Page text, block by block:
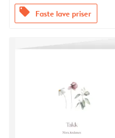
offers Faste lave priser